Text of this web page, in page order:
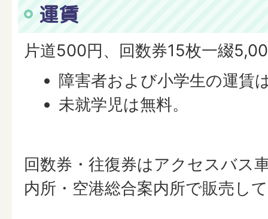
運賃
片道500円、回数券15枚一綴
障害者および小学生の運賃
未就学児は無料。
回数券・往復券はアクセスバス
内所・空港総合案内所で販売し